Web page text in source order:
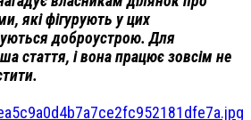
які фігурують у цих
доброустрою. Для
стаття, і вона працює зовсім не